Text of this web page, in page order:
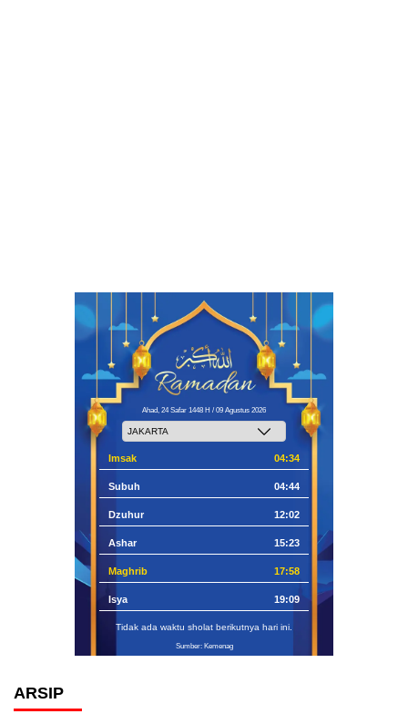
Ahad, 24 Safar 1448 H / 09 Agustus 2026
Imsak 04:34
Subuh 04:44
Dzuhur 12:02
Ashar 15:23
Maghrib 17:58
Isya 19:09
Tidak ada waktu sholat berikutnya hari ini.
Sumber: Kemenag
ARSIP